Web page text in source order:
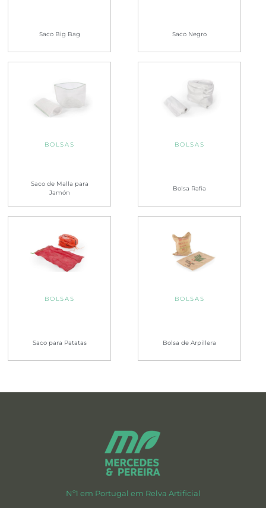
Saco Big Bag Saco Negro
BOLSAS
Saco de Malla para
Jamón
BOLSAS
Bolsa Rafia
BOLSAS
Saco para Patatas
BOLSAS
Bolsa de Arpillera
Nº1 em Portugal em Relva Artificial